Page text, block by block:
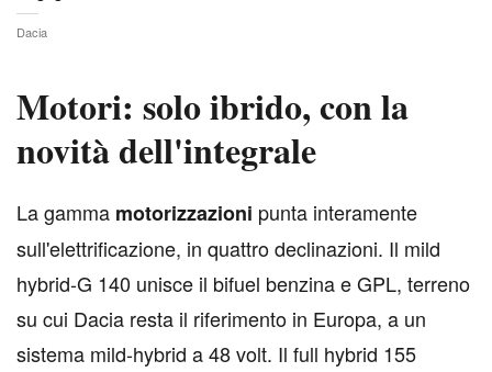
Dacia
Motori: solo ibrido, con la
novità dell'integrale
La gamma motorizzazioni punta interamente
sull'elettrificazione, in quattro declinazioni. Il mild
hybrid-G 140 unisce il bifuel benzina e GPL, terreno
su cui Dacia resta il riferimento in Europa, a un
sistema mild-hybrid a 48 volt. Il full hybrid 155